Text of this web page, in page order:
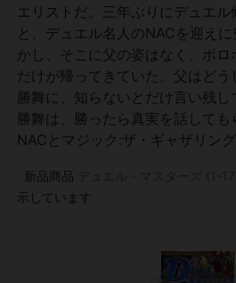
エリストだ。三年ぶりにデュエ
と、デュエル名人のNACを迎え
かし、そこに父の姿はなく、ボ
だけが帰ってきていた。父はど
勝舞に、知らないとだけ言い残し
勝舞は、勝ったら真実を話しても
NACとマジック:ザ・ギャザリン
新品商品
示しています